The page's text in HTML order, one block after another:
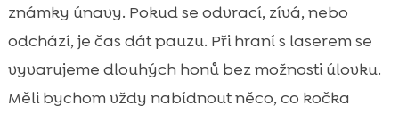
známky únavy. Pokud se odvrací, zívá, nebo
odchází, je čas dát pauzu. Při hraní s laserem se
vyvarujeme dlouhých honů bez možnosti úlovku.
Měli bychom vždy nabídnout něco, co kočka